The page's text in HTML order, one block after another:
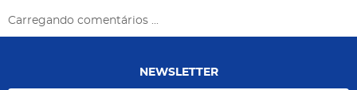
Carregando comentários ...
NEWSLETTER